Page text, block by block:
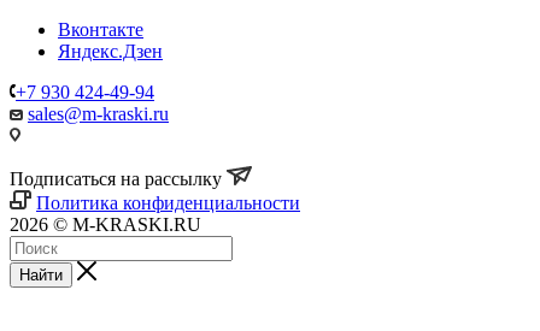
Вконтакте
Яндекс.Дзен
+7 930 424-49-94
sales@m-kraski.ru
Подписаться на рассылку
Политика конфиденциальности
2026 © M-KRASKI.RU
Найти